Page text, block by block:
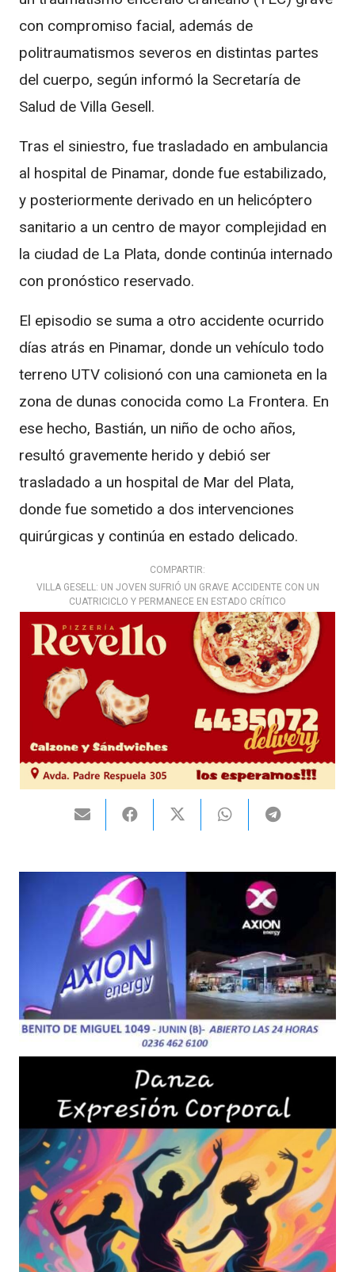
con compromiso facial, además de
politraumatismos severos en distintas partes
del cuerpo, según informó la Secretaría de
Salud de Villa Gesell.
Tras el siniestro, fue trasladado en ambulancia
al hospital de Pinamar, donde fue estabilizado,
y posteriormente derivado en un helicóptero
sanitario a un centro de mayor complejidad en
la ciudad de La Plata, donde continúa internado
con pronóstico reservado.
El episodio se suma a otro accidente ocurrido
días atrás en Pinamar, donde un vehículo todo
terreno UTV colisionó con una camioneta en la
zona de dunas conocida como La Frontera. En
ese hecho, Bastián, un niño de ocho años,
resultó gravemente herido y debió ser
trasladado a un hospital de Mar del Plata,
donde fue sometido a dos intervenciones
quirúrgicas y continúa en estado delicado.
COMPARTIR:
VILLA GESELL: UN JOVEN SUFRIÓ UN GRAVE ACCIDENTE CON UN
CUATRICICLO Y PERMANECE EN ESTADO CRÍTICO